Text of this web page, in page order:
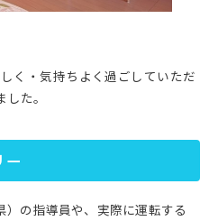
く・気持ちよく過ごしていただ
た。
ー
の指導員や、実際に運転する